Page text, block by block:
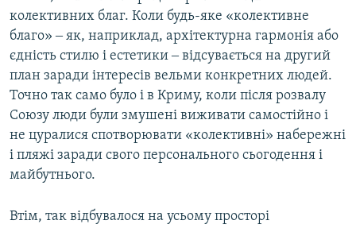
колективних благ. Коли будь-яке «колективне
благо» ‒ як, наприклад, архітектурна гармонія або
єдність стилю і естетики ‒ відсувається на другий
план заради інтересів вельми конкретних людей.
Точно так само було і в Криму, коли після розвалу
Союзу люди були змушені виживати самостійно і
не цуралися спотворювати «колективні» набережні
і пляжі заради свого персонального сьогодення і
майбутнього.
Втім, так відбувалося на усьому просторі